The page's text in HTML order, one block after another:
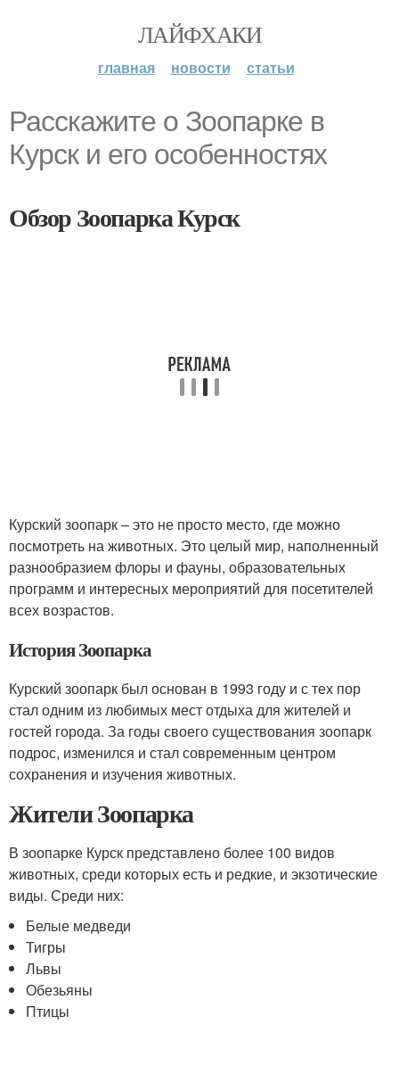
ЛАЙФХАКИ
главная новости статьи
Расскажите о Зоопарке в
Курск и его особенностях
Обзор Зоопарка Курск
Курский зоопарк – это не просто место, где можно
посмотреть на животных. Это целый мир, наполненный
разнообразием флоры и фауны, образовательных
программ и интересных мероприятий для посетителей
всех возрастов.
История Зоопарка
Курский зоопарк был основан в 1993 году и с тех пор
стал одним из любимых мест отдыха для жителей и
гостей города. За годы своего существования зоопарк
подрос, изменился и стал современным центром
сохранения и изучения животных.
Жители Зоопарка
В зоопарке Курск представлено более 100 видов
животных, среди которых есть и редкие, и экзотические
виды. Среди них:
Белые медведи
Тигры
Львы
Обезьяны
Птицы